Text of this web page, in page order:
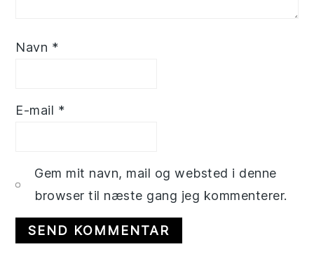
Navn *
E-mail *
Gem mit navn, mail og websted i denne
browser til næste gang jeg kommenterer.